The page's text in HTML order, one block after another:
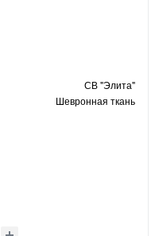
СВ "Элита"
Шевронная ткань